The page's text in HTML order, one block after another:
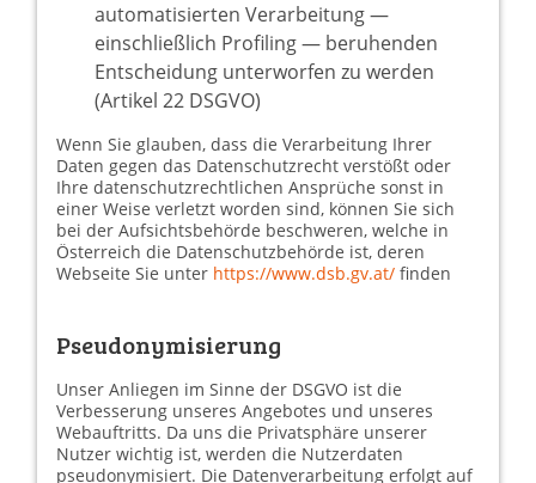
automatisierten Verarbeitung —
einschließlich Profiling — beruhenden
Entscheidung unterworfen zu werden
(Artikel 22 DSGVO)
Wenn Sie glauben, dass die Verarbeitung Ihrer
Daten gegen das Datenschutzrecht verstößt oder
Ihre datenschutzrechtlichen Ansprüche sonst in
einer Weise verletzt worden sind, können Sie sich
bei der Aufsichtsbehörde beschweren, welche in
Österreich die Datenschutzbehörde ist, deren
Webseite Sie unter https://www.dsb.gv.at/ finden
Pseudonymisierung
Unser Anliegen im Sinne der DSGVO ist die
Verbesserung unseres Angebotes und unseres
Webauftritts. Da uns die Privatsphäre unserer
Nutzer wichtig ist, werden die Nutzerdaten
pseudonymisiert. Die Datenverarbeitung erfolgt auf